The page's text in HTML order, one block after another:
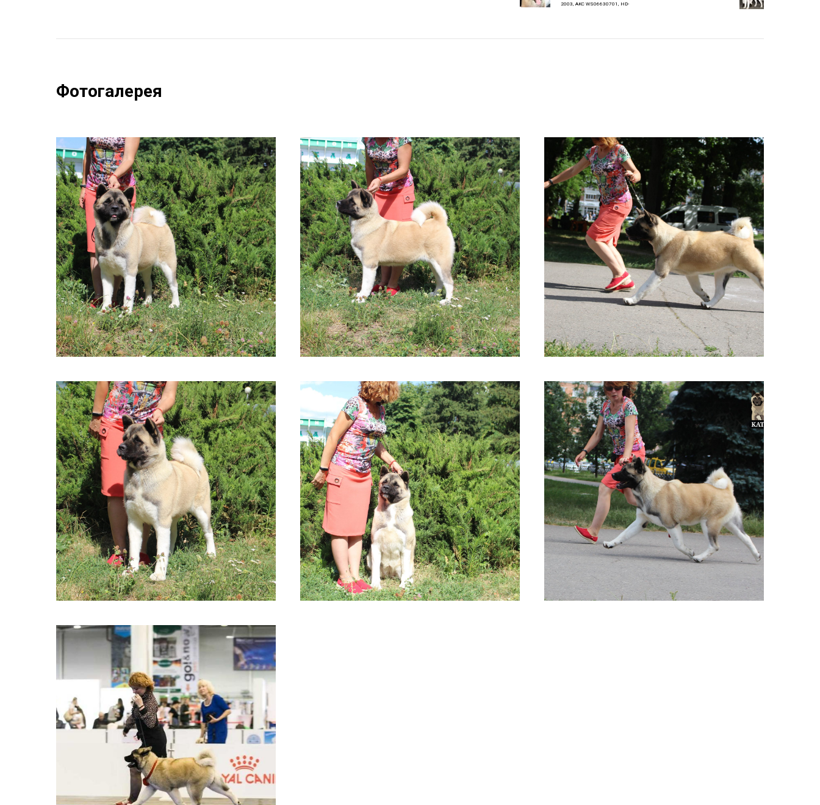
2003, AKC WS06630701, HD-
Фотогалерея